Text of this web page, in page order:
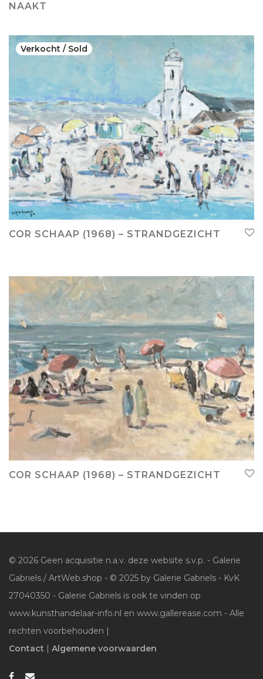
NAAKT
COR SCHAAP (1968) – STRANDGEZICHT
COR SCHAAP (1968) – STRANDGEZICHT
© 2026 Geen acquisitie n.a.v. deze website s.v.p. - Galerie
Gabriels / ArtWeb.shop - © 2025 by Galerie Gabriels - KvK
27040350 - Galerie Gabriels is ook te vinden op
www.kunsthandelaar-info.nl en www.gallerease.com - Alle
rechten voorbehouden |
Contact | Algemene voorwaarden